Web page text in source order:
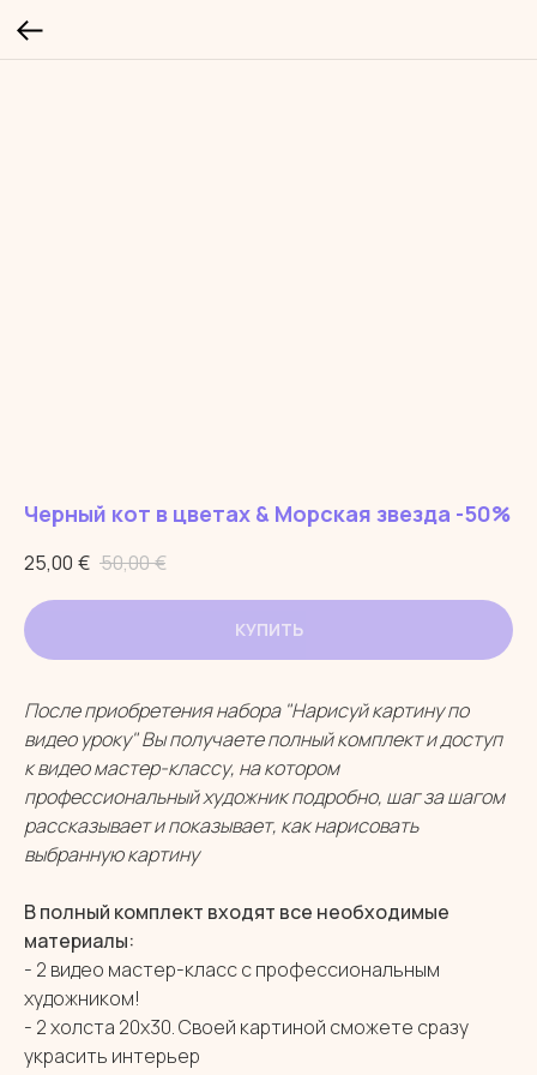
Черный кот в цветах & Морская звезда -50%
25,00 € 50,00€
КУПИТЬ
После приобретения набора "Нарисуй картину по
видео уроку" Вы получаете полный комплект и доступ
к видео мастер-классу, на котором
профессиональный художник подробно, шаг за шагом
рассказывает и показывает, как нарисовать
выбранную картину
В полный комплект входят все необходимые
материалы:
- 2 видео мастер-класс с профессиональным
художником!
- 2 холста 20х30. Своей картиной сможете сразу
украсить интерьер